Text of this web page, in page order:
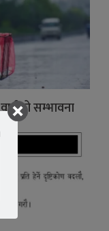
सम्भावना